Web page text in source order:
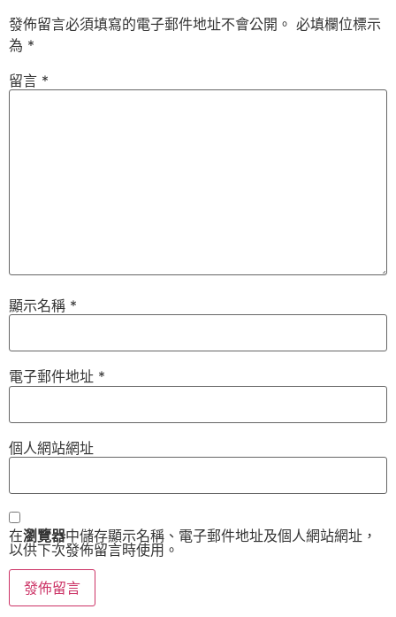
發佈留言必須填寫的電子郵件地址不會公開。 必填欄位標示
為 *
留言 *
顯示名稱 *
電子郵件地址 *
個人網站網址
在瀏覽器中儲存顯示名稱、電子郵件地址及個人網站網址，
以供下次發佈留言時使用。